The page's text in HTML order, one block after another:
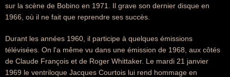
sur la scène de Bobino en 1971. Il grave son dernier disque en
1966, où il ne fait que reprendre ses succès.
Durant les années 1960, il participe à quelques émissions
télévisées. On l'a même vu dans une émission de 1968, aux côtés
de Claude François et de Roger Whittaker. Le mardi 21 janvier
1969 le ventriloque Jacques Courtois lui rend hommage en